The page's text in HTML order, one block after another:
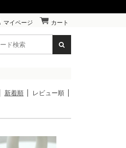
マイページ カート
新着順 レビュー順